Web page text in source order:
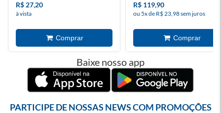
R$ 27,20
à vista
R$ 119,90
ou 5x de R$ 23,98 sem juros
Baixe nosso app
PARTICIPE DE NOSSAS NEWS COM PROMOÇÕES